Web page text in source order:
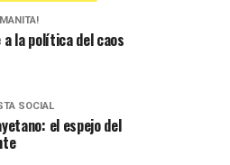
a la política del caos
SOCIAL
el espejo del